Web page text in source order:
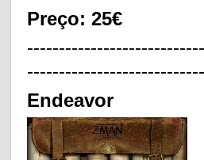
Preço: 25€
Endeavor